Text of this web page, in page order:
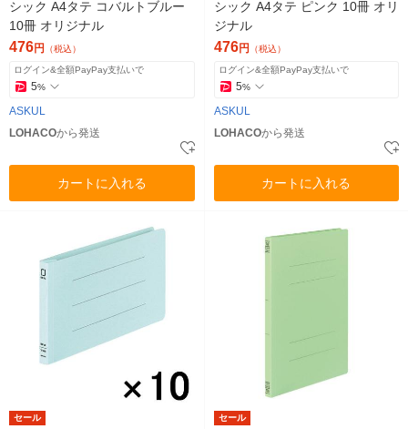
シック A4タテ コバルトブルー
10冊 オリジナル
476円 （税込）
ログイン&全額PayPay支払いで
5%
ASKUL
LOHACOから発送
カートに入れる
シック A4タテ ピンク 10冊 オリ
ジナル
476円 （税込）
ログイン&全額PayPay支払いで
5%
ASKUL
LOHACOから発送
カートに入れる
セール セール